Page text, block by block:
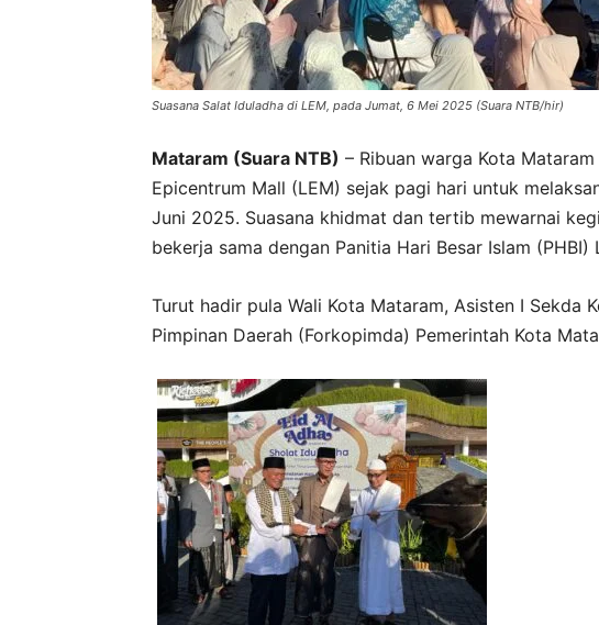
Suasana Salat Iduladha di LEM, pada Jumat, 6 Mei 2025 (Suara NTB/hir)
Mataram (Suara NTB) – Ribuan warga Kota
Epicentrum Mall (LEM) sejak pagi hari untuk
Juni 2025. Suasana khidmat dan tertib mewarnai
bekerja sama dengan Panitia Hari Besar Islam (PHBI)
Turut hadir pula Wali Kota Mataram, Asisten I Sekda
Pimpinan Daerah (Forkopimda) Pemerintah Kota